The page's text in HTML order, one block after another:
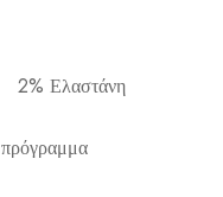
Ελαστάνη